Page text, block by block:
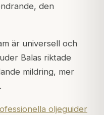
den
är universell och
Balas riktade
mildring, mer
oljeguider